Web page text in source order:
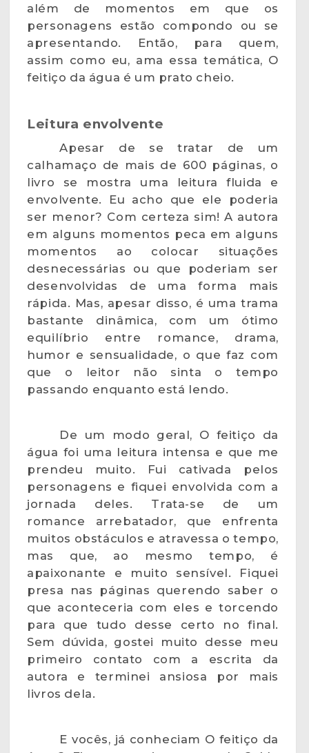
além de momentos em que os
personagens estão compondo ou se
apresentando. Então, para quem,
assim como eu, ama essa temática, O
feitiço da água é um prato cheio.
Leitura envolvente
Apesar de se tratar de um
calhamaço de mais de 600 páginas, o
livro se mostra uma leitura fluida e
envolvente. Eu acho que ele poderia
ser menor? Com certeza sim! A autora
em alguns momentos peca em alguns
momentos ao colocar situações
desnecessárias ou que poderiam ser
desenvolvidas de uma forma mais
rápida. Mas, apesar disso, é uma trama
bastante dinâmica, com um ótimo
equilíbrio entre romance, drama,
humor e sensualidade, o que faz com
que o leitor não sinta o tempo
passando enquanto está lendo.
De um modo geral, O feitiço da
água foi uma leitura intensa e que me
prendeu muito. Fui cativada pelos
personagens e fiquei envolvida com a
jornada deles. Trata-se de um
romance arrebatador, que enfrenta
muitos obstáculos e atravessa o tempo,
mas que, ao mesmo tempo, é
apaixonante e muito sensível. Fiquei
presa nas páginas querendo saber o
que aconteceria com eles e torcendo
para que tudo desse certo no final.
Sem dúvida, gostei muito desse meu
primeiro contato com a escrita da
autora e terminei ansiosa por mais
livros dela.
E vocês, já conheciam O feitiço da